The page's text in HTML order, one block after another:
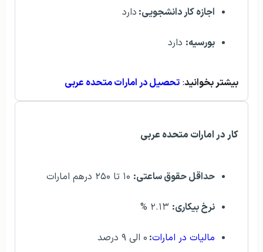
اجازه کار دانشجویی: دارد
بورسیه: دارد
بیشتر بخوانید: تحصیل در امارات متحده عربی
کار در امارات متحده عربی
حداقل حقوق ساعتی:
نرخ بیکاری:
مالیات در امارات: ۰ الی ۹ درصد